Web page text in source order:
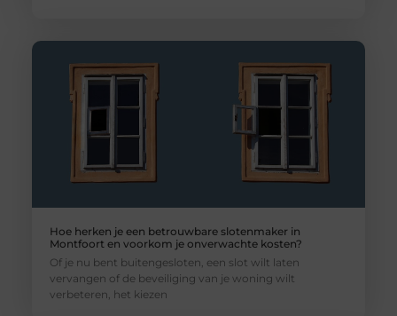
Hoe herken je een betrouwbare slotenmaker in
Montfoort en voorkom je onverwachte kosten?
Of je nu bent buitengesloten, een slot wilt laten
vervangen of de beveiliging van je woning wilt
verbeteren, het kiezen